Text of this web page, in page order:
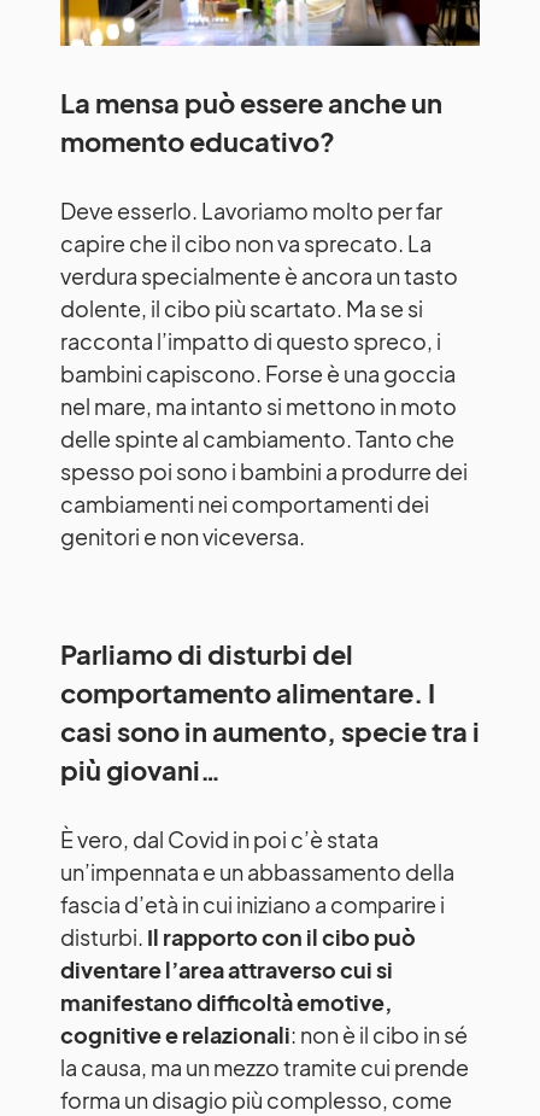
La mensa può essere anche un
momento educativo?
Deve esserlo. Lavoriamo molto per far
capire che il cibo non va sprecato. La
verdura specialmente è ancora un tasto
dolente, il cibo più scartato. Ma se si
racconta l’impatto di questo spreco, i
bambini capiscono. Forse è una goccia
nel mare, ma intanto si mettono in moto
delle spinte al cambiamento. Tanto che
spesso poi sono i bambini a produrre dei
cambiamenti nei comportamenti dei
genitori e non viceversa.
Parliamo di disturbi del
comportamento alimentare. I
casi sono in aumento, specie tra i
più giovani…
È vero, dal Covid in poi c’è stata
un’impennata e un abbassamento della
fascia d’età in cui iniziano a comparire i
disturbi. Il rapporto con il cibo può
diventare l’area attraverso cui si
manifestano difficoltà emotive,
cognitive e relazionali: non è il cibo in sé
la causa, ma un mezzo tramite cui prende
forma un disagio più complesso, come